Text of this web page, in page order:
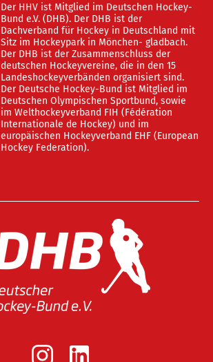
Der HHV ist Mitglied im Deutschen Hockey-
Bund e.V. (DHB). Der DHB ist der
Dachverband für Hockey in Deutschland mit
Sitz im Hockeypark in Mönchen- gladbach.
Der DHB ist der Zusammenschluss der
deutschen Hockeyvereine, die in den 15
Landeshockeyverbänden organisiert sind.
Der Deutsche Hockey-Bund ist Mitglied im
Deutschen Olympischen Sportbund, sowie
im Welthockeyverband FIH (Fédération
Internationale de Hockey) und im
europäischen Hockeyverband EHF (European
Hockey Federation).